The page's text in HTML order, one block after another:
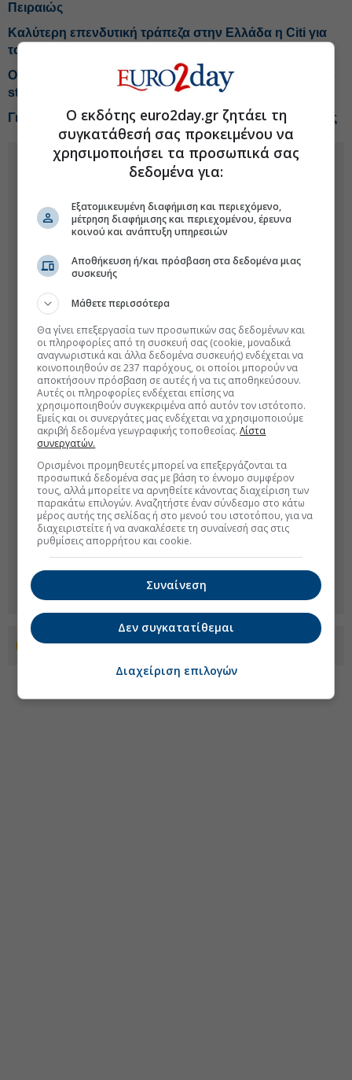
Πειραιώς
Καλύτερη επενδυτική τράπεζα στην Ελλάδα η Citi για
το 2026
Οι επενδυτές επιστρέφουν τις ευρω-μετοχές, αλλάζει το
story
Γιατί η BofA είναι underweight στις ευρωπαϊκές μετοχές
Προσθέστε το euro2day.gr στο Discover
Ο εκδότης euro2day.gr ζητάει τη
συγκατάθεσή σας προκειμένου να
χρησιμοποιήσει τα προσωπικά σας
δεδομένα για:
Εξατομικευμένη διαφήμιση και περιεχόμενο,
μέτρηση διαφήμισης και περιεχομένου, έρευνα
κοινού και ανάπτυξη υπηρεσιών
Αποθήκευση ή/και πρόσβαση στα δεδομένα μιας
συσκευής
Μάθετε περισσότερα
Θα γίνει επεξεργασία των προσωπικών σας δεδομένων και
οι πληροφορίες από τη συσκευή σας (cookie, μοναδικά
αναγνωριστικά και άλλα δεδομένα συσκευής) ενδέχεται να
κοινοποιηθούν σε 237 παρόχους, οι οποίοι μπορούν να
αποκτήσουν πρόσβαση σε αυτές ή να τις αποθηκεύσουν.
Αυτές οι πληροφορίες ενδέχεται επίσης να
χρησιμοποιηθούν συγκεκριμένα από αυτόν τον ιστότοπο.
Εμείς και οι συνεργάτες μας ενδέχεται να χρησιμοποιούμε
ακριβή δεδομένα γεωγραφικής τοποθεσίας.Λίστα
συνεργατών.
Ορισμένοι προμηθευτές μπορεί να επεξεργάζονται τα
προσωπικά δεδομένα σας με βάση το έννομο συμφέρον
τους, αλλά μπορείτε να αρνηθείτε κάνοντας διαχείριση των
παρακάτω επιλογών. Αναζητήστε έναν σύνδεσμο στο κάτω
μέρος αυτής της σελίδας ή στο μενού του ιστοτόπου, για να
διαχειριστείτε ή να ανακαλέσετε τη συναίνεσή σας στις
ρυθμίσεις απορρήτου και cookie.
Συναίνεση
Δεν συγκατατίθεμαι
Διαχείριση επιλογών